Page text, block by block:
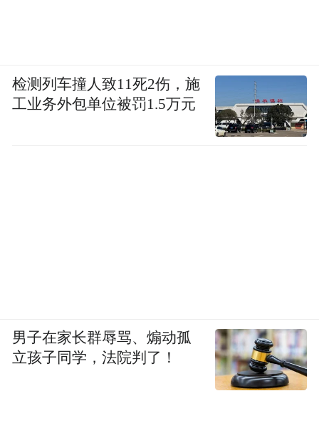
检测列车撞人致11死2伤，施
工业务外包单位被罚1.5万元
男子在家长群辱骂、煽动孤
立孩子同学，法院判了！